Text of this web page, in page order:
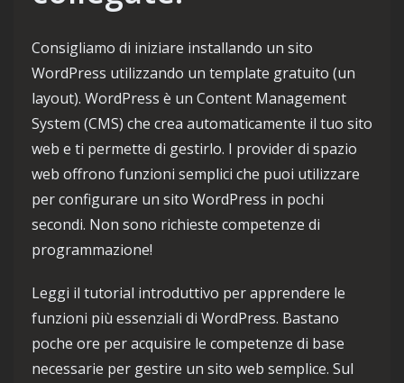
Consigliamo di iniziare installando un sito
WordPress utilizzando un template gratuito (un
layout). WordPress è un Content Management
System (CMS) che crea automaticamente il tuo sito
web e ti permette di gestirlo. I provider di spazio
web offrono funzioni semplici che puoi utilizzare
per configurare un sito WordPress in pochi
secondi. Non sono richieste competenze di
programmazione!
Leggi il tutorial introduttivo per apprendere le
funzioni più essenziali di WordPress. Bastano
poche ore per acquisire le competenze di base
necessarie per gestire un sito web semplice. Sul